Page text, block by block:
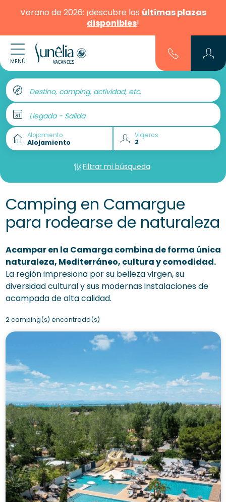
Verano de 2026: ¡descubre las últimas plazas
disponibles!
MENÚ
Destino, camping, actividad, etc.
Llegada - Salida
Alojamiento Viajeros
Filtrar mi búsqueda
Camping en Camargue
para rodearse de naturaleza
Acampar en la Camarga combina de forma única
naturaleza, Mediterráneo, cultura y comodidad.
La región impresiona por su belleza virgen, su
diversidad cultural y sus modernas instalaciones de
acampada de alta calidad.
2 camping(s) encontrado(s)